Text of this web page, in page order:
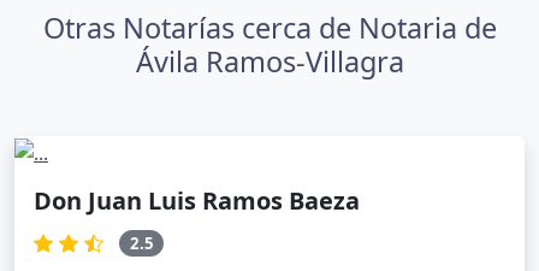
Otras Notarías cerca de Notaria de
Ávila Ramos-Villagra
Don Juan Luis Ramos Baeza
2.5